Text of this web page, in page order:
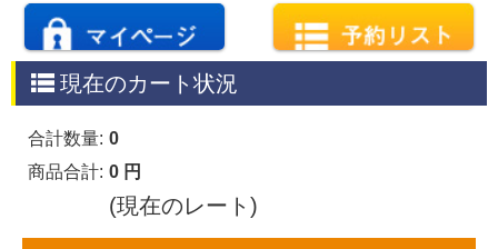
現在のカート状況
合計数量: 0
商品合計: 0 円
(現在のレート)